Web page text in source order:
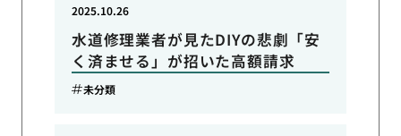
水道修理業者が見たDIYの悲劇「安
く済ませる」が招いた高額請求
2025.10.26
未分類